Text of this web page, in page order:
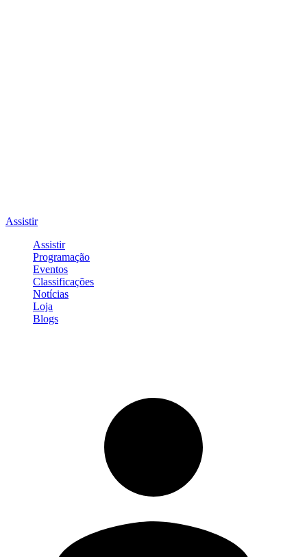
Assistir
Assistir
Programação
Eventos
Classificações
Notícias
Loja
Blogs